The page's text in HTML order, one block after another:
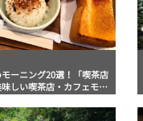
ーニング20選！「喫茶店
しい喫茶店・カフェモー